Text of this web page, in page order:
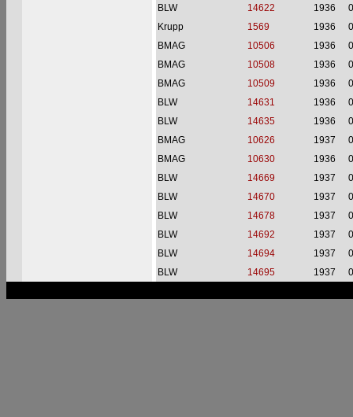
BLW
14622 1936
Krupp
1569 1936
BMAG
10506 1936
BMAG
10508 1936
BMAG
10509 1936
BLW
14631 1936
BLW
14635 1936
BMAG
10626 1937
BMAG
10630 1936
BLW
14669 1937
BLW
14670 1937
BLW
14678 1937
BLW
14692 1937
BLW
14694 1937
BLW
14695 1937